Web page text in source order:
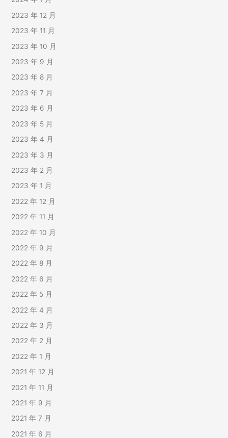
2023 年 12 月
2023 年 11 月
2023 年 10 月
2023 年 9 月
2023 年 8 月
2023 年 7 月
2023 年 6 月
2023 年 5 月
2023 年 4 月
2023 年 3 月
2023 年 2 月
2023 年 1 月
2022 年 12 月
2022 年 11 月
2022 年 10 月
2022 年 9 月
2022 年 8 月
2022 年 6 月
2022 年 5 月
2022 年 4 月
2022 年 3 月
2022 年 2 月
2022 年 1 月
2021 年 12 月
2021 年 11 月
2021 年 9 月
2021 年 7 月
2021 年 6 月